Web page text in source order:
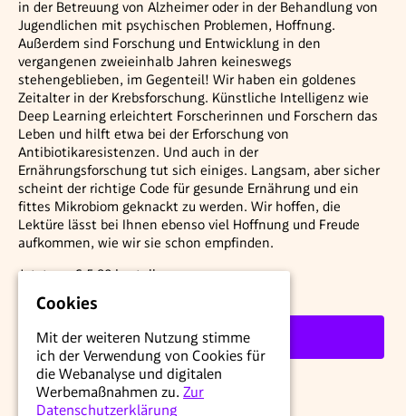
in der Betreuung von Alzheimer oder in der Behandlung von
Jugendlichen mit psychischen Problemen, Hoffnung.
Außerdem sind Forschung und Entwicklung in den
vergangenen zweieinhalb Jahren keineswegs
stehengeblieben, im Gegenteil! Wir haben ein goldenes
Zeitalter in der Krebsforschung. Künstliche Intelligenz wie
Deep Learning erleichtert Forscherinnen und Forschern das
Leben und hilft etwa bei der Erforschung von
Antibiotikaresistenzen. Und auch in der
Ernährungsforschung tut sich einiges. Langsam, aber sicher
scheint der richtige Code für gesunde Ernährung und ein
fittes Mikrobiom geknackt zu werden. Wir hoffen, die
Lektüre lässt bei Ihnen ebenso viel Hoffnung und Freude
aufkommen, wie wir sie schon empfinden.
Jetzt um € 5,90 bestellen.
Weiter
Cookies
Mit der weiteren Nutzung stimme
ich der Verwendung von Cookies für
die Webanalyse und digitalen
Werbemaßnahmen zu. Zur
Datenschutzerklärung